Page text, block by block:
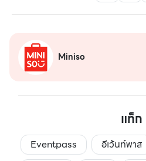
Miniso
แท็ก
Eventpass อีเว้นท์พาส